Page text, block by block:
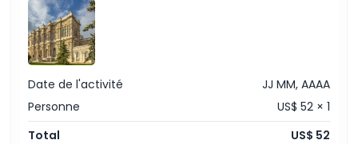
Date de l'activité
JJ MM, AAAA
Personne
US$ 52 × 1
Total
US$ 52